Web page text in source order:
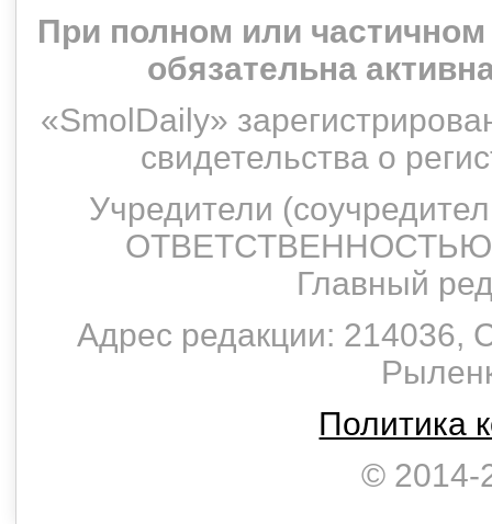
При полном или
обязательна
«SmolDaily»
свидетельства о
Учредители
Главный
Адрес редакции: 214036,
Политика
© 2014-